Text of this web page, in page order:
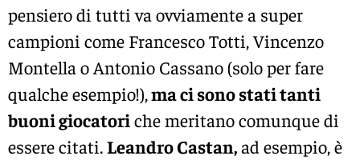
pensiero di tutti va ovviamente a super
campioni come Francesco Totti, Vincenzo
Montella o Antonio Cassano (solo per fare
qualche esempio!),ma ci sono stati tanti
buoni giocatoriche meritano comunque di
essere citati.Leandro Castan,ad esempio, è